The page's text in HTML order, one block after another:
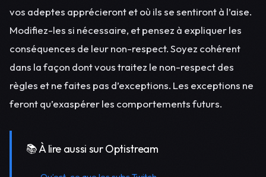
vos adeptes apprécieront et où ils se sentiront à l’aise.
Modifiez-les si nécessaire, et pensez à expliquer les
conséquences de leur non-respect. Soyez cohérent
dans la façon dont vous traitez le non-respect des
règles et ne faites pas d’exceptions. Les exceptions ne
feront qu’exaspérer les comportements futurs.
📚 À lire aussi sur Optistream